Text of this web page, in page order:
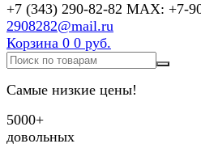
+7 (343) 290-82-82 MAX: +7-
2908282@mail.ru
Корзина 0 0 руб.
Самые низкие цены!
5000+
довольных